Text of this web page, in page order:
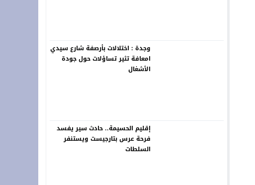
وجدة : اختلالات بأرصفة شارع سيدي
امعافة تثير تساؤلات حول جودة
الأشغال
إقليم الحسيمة.. حادث سير يفسد
فرحة عرس بتارجيست ويستنفر
السلطات